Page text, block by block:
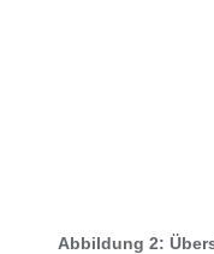
Abbildung 2: